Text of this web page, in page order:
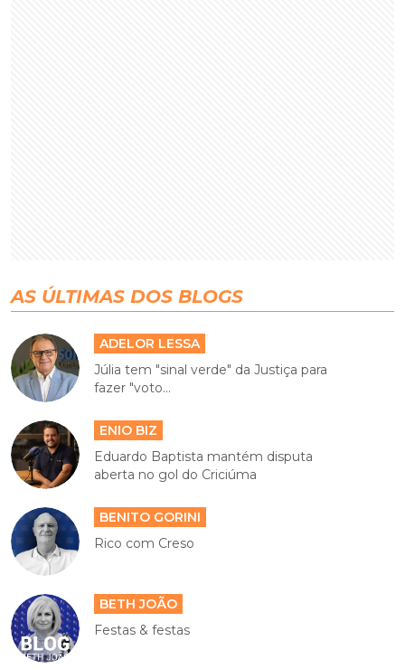
AS ÚLTIMAS DOS BLOGS
ADELOR LESSA
Júlia tem "sinal verde" da Justiça para
fazer "voto...
ENIO BIZ
Eduardo Baptista mantém disputa
aberta no gol do Criciúma
BENITO GORINI
Rico com Creso
BETH JOÃO
Festas & festas